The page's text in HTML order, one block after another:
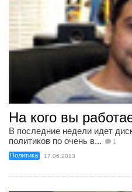
На кого вы
В последние недели идет
политиков по очень в...
1
Политика 17.06.2013